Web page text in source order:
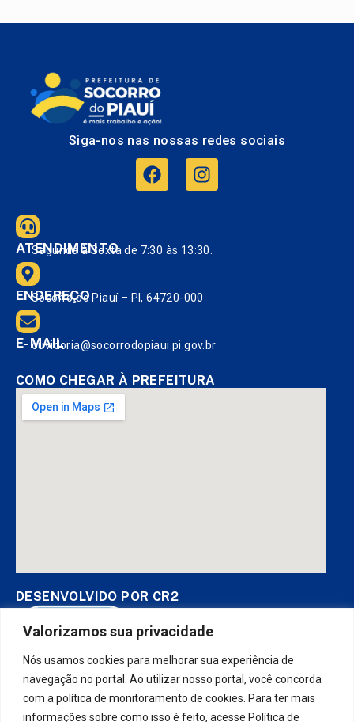
Valorizamos sua privacidade
Nós usamos cookies para melhorar sua experiência de
navegação no portal. Ao utilizar nosso portal, você concorda
com a política de monitoramento de cookies. Para ter mais
informações sobre como isso é feito, acesse Política de
Siga-nos nas nossas redes sociais
ATENDIMENTO
Segunda à Sexta de 7:30 às 13:30.
ENDEREÇO
Socorro do Piauí – PI, 64720-000
E-MAIL
ouvidoria@socorrodopiaui.pi.gov.br
COMO CHEGAR À PREFEITURA
DESENVOLVIDO POR CR2
Muito mais quecriar siteousistema para prefeituras! Realizamos
umaassessoria completa, onde garantimos em contrato que
todas as exigências das leis de transparência pública serão
atendidas.